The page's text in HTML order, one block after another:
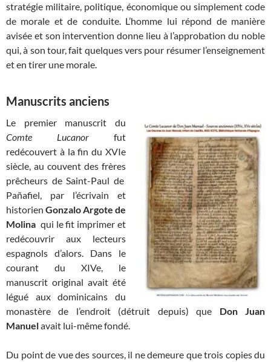
stratégie militaire, politique, économique ou simplement code
de morale et de conduite. L’homme lui répond de manière
avisée et son intervention donne lieu à l’approbation du noble
qui, à son tour, fait quelques vers pour résumer l’enseignement
et en tirer une morale.
Manuscrits anciens
Le premier manuscrit du
Comte Lucanor fut
redécouvert à la fin du XVIe
siècle, au couvent des frères
prêcheurs de Saint-Paul de
Pañafiel, par l’écrivain et
historien Gonzalo Argote de
Molina qui le fit imprimer et
redécouvrir aux lecteurs
espagnols d’alors. Dans le
courant du XIVe, le
manuscrit original avait été
légué aux dominicains du
monastère de l’endroit (détruit depuis) que Don Juan
Manuelavait lui-même fondé.
Du point de vue des sources, il ne demeure que trois copies du